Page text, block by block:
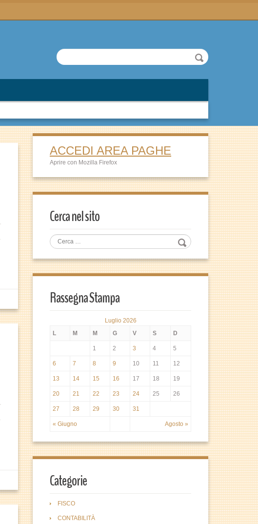
ACCEDI AREA PAGHE
Aprire con Mozilla Firefox
Cerca nel sito
Rassegna Stampa
Luglio 2026
L
M M G V S D
« Giugno Agosto »
1 2 3 4 5
6 7 8 9 10 11 12
13 14 15 16 17 18 19
20 21 22 23 24 25 26
27 28 29 30 31
Categorie
FISCO
CONTABILITÀ